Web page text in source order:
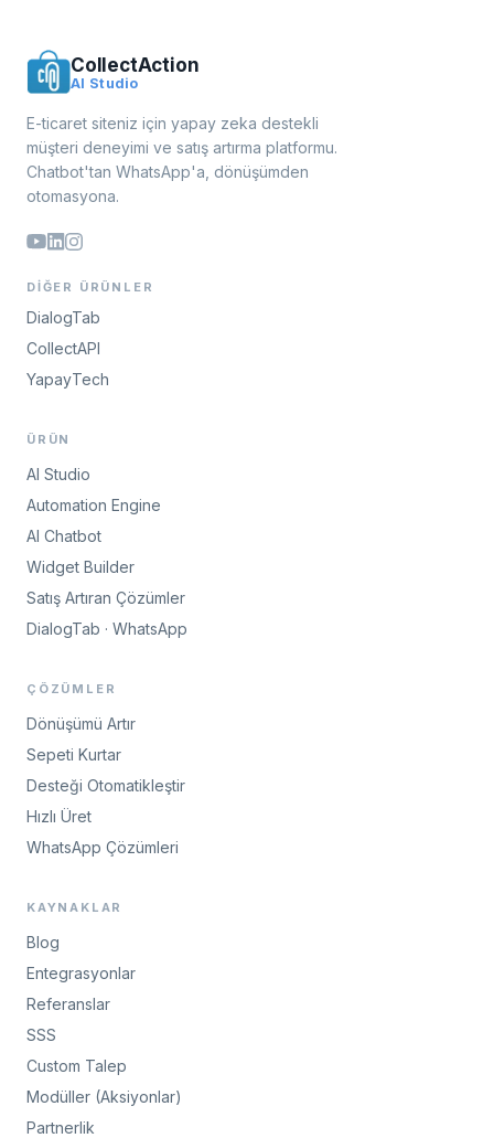
CollectAction
AI Studio
E-ticaret siteniz için yapay zeka destekli
müşteri deneyimi ve satış artırma platformu.
Chatbot'tan WhatsApp'a, dönüşümden
otomasyona.
DIĞER ÜRÜNLER
DialogTab
CollectAPI
YapayTech
ÜRÜN
AI Studio
Automation Engine
AI Chatbot
Widget Builder
Satış Artıran Çözümler
DialogTab · WhatsApp
ÇÖZÜMLER
Dönüşümü Artır
Sepeti Kurtar
Desteği Otomatikleştir
Hızlı Üret
WhatsApp Çözümleri
KAYNAKLAR
Blog
Entegrasyonlar
Referanslar
SSS
Custom Talep
Modüller (Aksiyonlar)
Partnerlik